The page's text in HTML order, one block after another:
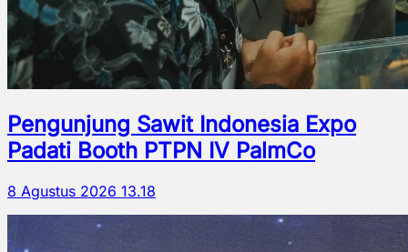
Pengunjung Sawit Indonesia Expo
Padati Booth PTPN IV PalmCo
8 Agustus 2026 13.18